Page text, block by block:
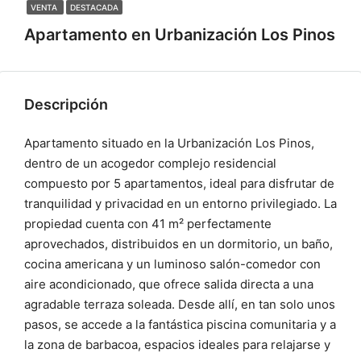
VENTA DESTACADA
Apartamento en Urbanización Los Pinos
Descripción
Apartamento situado en la Urbanización Los Pinos,
dentro de un acogedor complejo residencial
compuesto por 5 apartamentos, ideal para disfrutar de
tranquilidad y privacidad en un entorno privilegiado. La
propiedad cuenta con 41 m² perfectamente
aprovechados, distribuidos en un dormitorio, un baño,
cocina americana y un luminoso salón-comedor con
aire acondicionado, que ofrece salida directa a una
agradable terraza soleada. Desde allí, en tan solo unos
pasos, se accede a la fantástica piscina comunitaria y a
la zona de barbacoa, espacios ideales para relajarse y